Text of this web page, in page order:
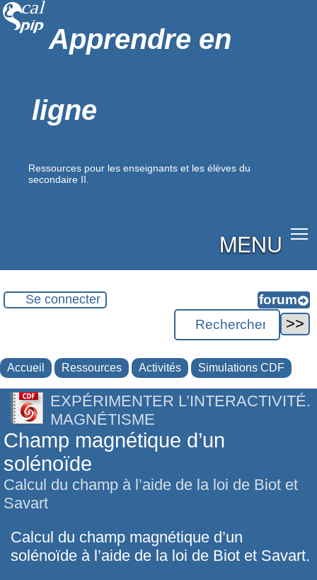
Apprendre en
ligne
Ressources pour les enseignants et les élèves du
secondaire II.
MENU
Se connecter
Accueil Ressources Activités Simulations CDF
EXPÉRIMENTER L’INTERACTIVITÉ.
MAGNÉTISME
Champ magnétique d’un
solénoïde
Calcul du champ à l’aide de la loi de Biot et
Savart
Calcul du champ magnétique d’un
solénoïde à l’aide de la loi de Biot et Savart.